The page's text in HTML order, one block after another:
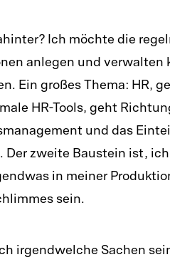
Ich möchte die
anlegen und verwalten
Ein großes Thema: HR,
HR-Tools, geht
und das
Der zweite Baustein ist,
in meiner
sein.
irgendwelche Sachen